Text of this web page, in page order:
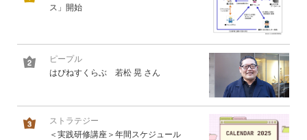
ス」開始
ピープル
はぴねすくらぶ 若松 晃 さん
ストラテジー
＜実践研修講座＞年間スケジュール